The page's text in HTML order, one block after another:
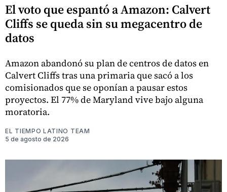
El voto que espantó a Amazon: Calvert
Cliffs se queda sin su megacentro de
datos
Amazon abandonó su plan de centros de datos en
Calvert Cliffs tras una primaria que sacó a los
comisionados que se oponían a pausar estos
proyectos. El 77% de Maryland vive bajo alguna
moratoria.
EL TIEMPO LATINO TEAM
5 de agosto de 2026